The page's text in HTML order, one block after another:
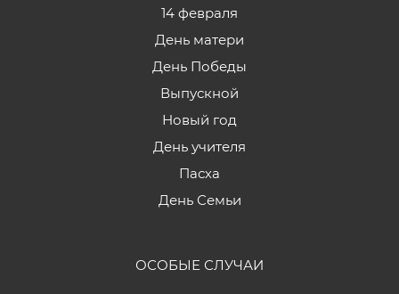
14 февраля
День матери
День Победы
Выпускной
Новый год
День учителя
Пасха
День Семьи
ОСОБЫЕ СЛУЧАИ